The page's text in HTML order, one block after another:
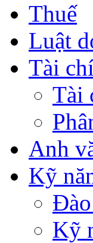
Thuế
Luật
Tài
Tài
Anh
Kỹ
Kỹ